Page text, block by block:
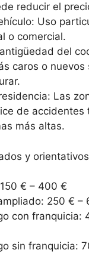
reducir el
Uso
o comercial.
del
caros o nuevos
Las
de accidentes
más altas.
y
€ – 400 €
250 € –
con franquicia:
sin franquicia: